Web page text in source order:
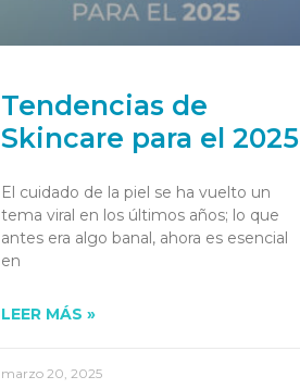
Tendencias de
Skincare para el 2025
El cuidado de la piel se ha vuelto un
tema viral en los últimos años; lo que
antes era algo banal, ahora es esencial
en
LEER MÁS »
marzo 20, 2025